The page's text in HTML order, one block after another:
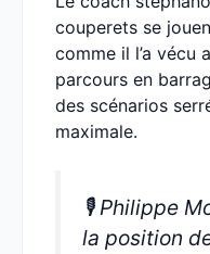
couperets se
comme il l’a vécu
parcours en
des scénarios
maximale.
🎙️ Philippe
la position